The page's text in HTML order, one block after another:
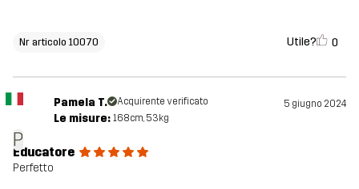
Nr articolo 10070 Utile? 0
P
Pamela T. Acquirente verificato 5 giugno 2024
Le misure: 168cm, 53kg
Educatore
Perfetto